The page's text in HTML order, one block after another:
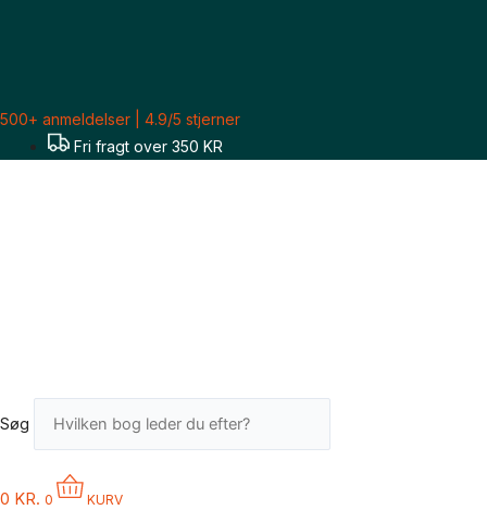
500+ anmeldelser | 4.9/5 stjerner
Fri fragt over 350 KR
Søg
0 KR. 0 KURV